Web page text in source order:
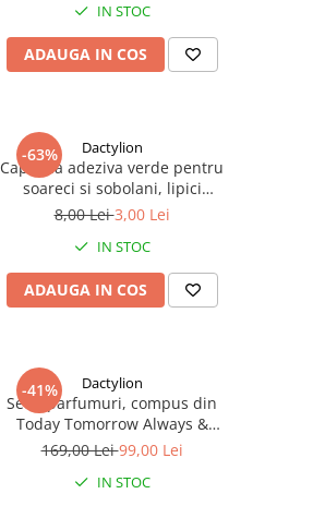
IN STOC
ADAUGA IN COS
-63% Dactylion
Capcana adeziva verde pentru
soareci si sobolani, lipici
puternic, 16 x 21 cm, non
usoara
8,00 Lei3,00 Lei
IN STOC
ADAUGA IN COS
-41% Dactylion
Set 2 parfumuri, compus din
Today Tomorrow Always &
Little Black Dress + set 4
99 lei
169,00 Lei99,00 Lei
IN STOC